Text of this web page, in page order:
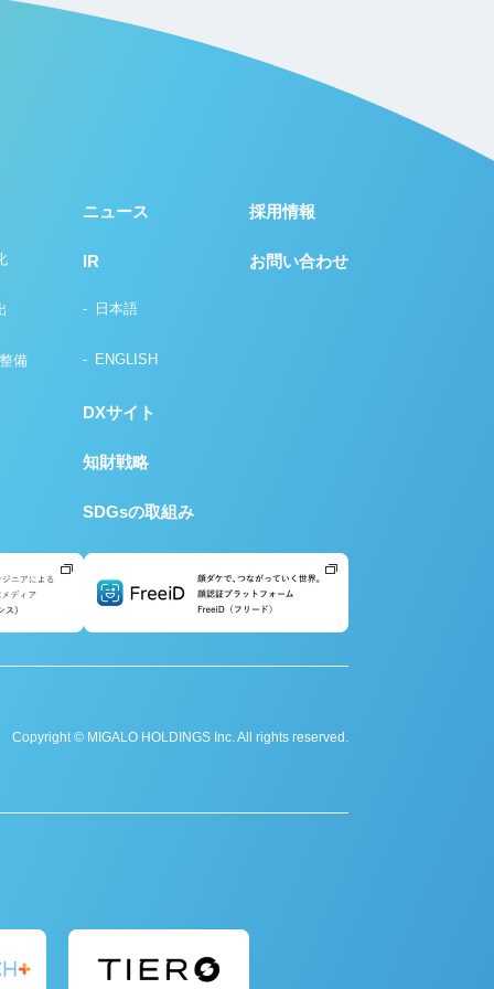
備
ニュース
IR
日本語
ENGLISH
DXサイト
知財戦略
SDGsの取組み
採用情報
お問い合わせ
Copyright © MIGALO HOLDINGS Inc. All rights reserved.